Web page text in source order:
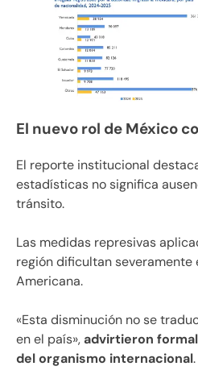
El nuevo rol de México
El reporte institucional
estadísticas no significa
tránsito.
Las medidas represivas
región dificultan severamente
Americana.
«Esta disminución no se
en el país»,advirtieron
del organismo internacional.